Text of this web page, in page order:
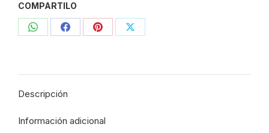
de
baja
MF
1"
-
COMPARTILO
CompartirCompartirCompartirCompartir
Descripción
Información adicional